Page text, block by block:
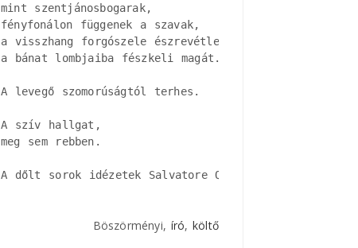
mint szentjánosbogarak,
fényfonálon függenek a szavak,
a visszhang forgószele észrevétlen
a bánat lombjaiba fészkeli magát.
A levegő szomorúságtól terhes.
A szív hallgat,
meg sem rebben.
A dőlt sorok idézetek Salvatore Quasimodo verseiből.
Böszörményi, író, költő